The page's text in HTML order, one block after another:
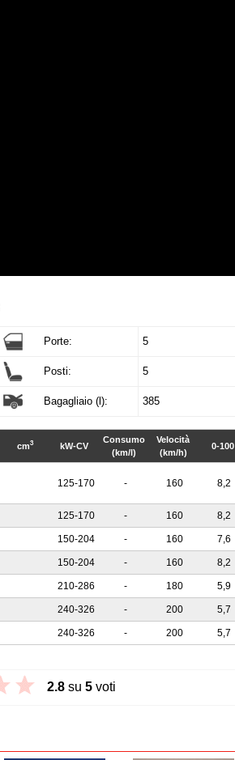
Porte: 5
Posti: 5
Bagagliaio (l): 385
cm3 kW-CV
Consumo
(km/l)
Velocità
(km/h)
0-100
125-170 - 160 8,2
125-170 - 160 8,2
150-204 - 160 7,6
150-204 - 160 8,2
210-286 - 180 5,9
240-326 - 200 5,7
240-326 - 200 5,7
2.8 su 5 voti